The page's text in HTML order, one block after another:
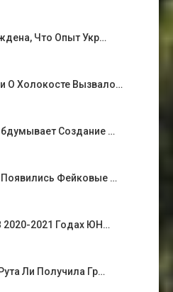
Что Опыт Укр…
О Холокосте Вызвало…
Создание …
Фейковые …
2020-2021 Годах ЮН…
Ли Получила Гр…